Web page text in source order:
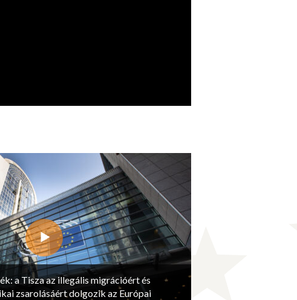
a Tisza az illegális migrációért és
zsarolásáért dolgozik az Európai